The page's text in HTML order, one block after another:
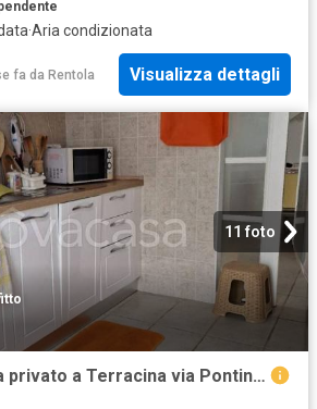
·Aria condizionata
fa da Rentola Visualizza dettagli
11 foto
Villa in in affitto da privato a Terracina via Pontina, 50, da privato TrovaCasa